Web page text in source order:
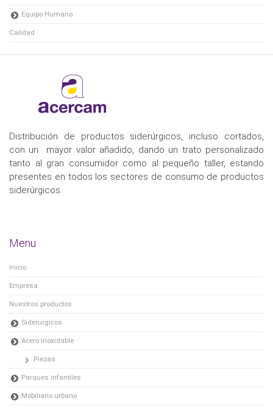
Equipo Humano
Calidad
Distribución de productos siderúrgicos, incluso cortados,
con un mayor valor añadido, dando un trato personalizado
tanto al gran consumidor como al pequeño taller, estando
presentes en todos los sectores de consumo de productos
siderúrgicos.
Menu
Inicio
Empresa
Nuestros productos
Siderurgicos
Acero Inoxidable
Piezas
Parques infantiles
Mobiliario urbano